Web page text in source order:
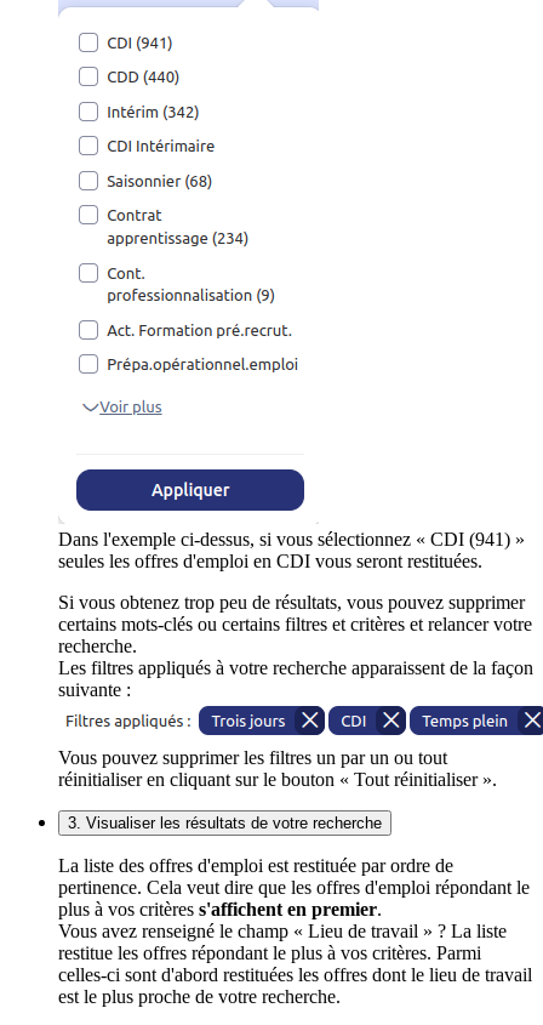
Dans l'exemple ci-dessus, si vous sélectionnez « CDI (941) »
seules les offres d'emploi en CDI vous seront restituées.
Si vous obtenez trop peu de résultats, vous pouvez supprimer
certains mots-clés ou certains filtres et critères et relancer votre
recherche.
Les filtres appliqués à votre recherche apparaissent de la façon
suivante :
Vous pouvez supprimer les filtres un par un ou tout
réinitialiser en cliquant sur le bouton « Tout réinitialiser ».
3. Visualiser les résultats de votre recherche
La liste des offres d'emploi est restituée par ordre de
pertinence. Cela veut dire que les offres d'emploi répondant le
plus à vos critères s'affichent en premier.
Vous avez renseigné le champ « Lieu de travail » ? La liste
restitue les offres répondant le plus à vos critères. Parmi
celles-ci sont d'abord restituées les offres dont le lieu de travail
est le plus proche de votre recherche.